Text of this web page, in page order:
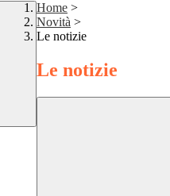
Home >
Novità >
Le notizie
Le notizie